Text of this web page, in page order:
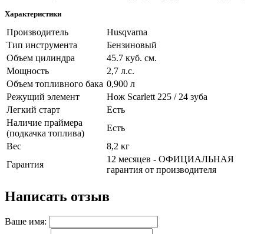
Характеристики
Производитель
Husqvarna
Тип инструмента
Бензиновый
Объем цилиндра
45.7 куб. см.
Мощность
2,7 л.с.
Объем топливного бака 0,900 л
Режущий элемент
Нож Scarlett 225 / 24 зуба
Легкий старт
Есть
Наличие праймера
(подкачка топлива)
Есть
Вес
8,2 кг
Гарантия
12 месяцев - ОФИЦИАЛЬНАЯ
гарантия от производителя
Написать отзыв
Ваше имя: